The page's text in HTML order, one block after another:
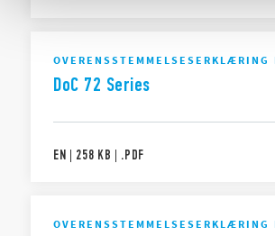
OVERENSSTEMMELSESERKLÆRING
DoC 72 Series
EN | 258 KB | .PDF
OVERENSSTEMMELSESERKLÆRING